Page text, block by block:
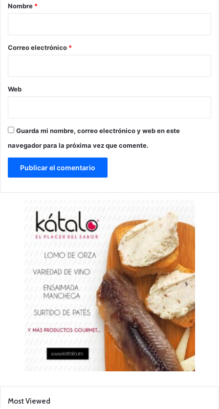
r
*
Nombre *
Correo electrónico *
Web
Guarda mi nombre, correo electrónico y web en este
navegador para la próxima vez que comente.
Most Viewed